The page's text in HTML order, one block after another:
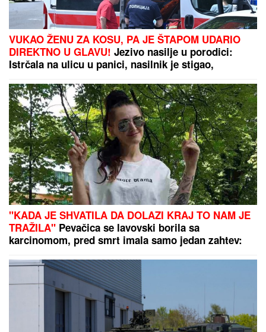
Vic dana: Švaba na proputovanju
kroz Srbiju doživeo saobraćajku u
blizini Pirota...